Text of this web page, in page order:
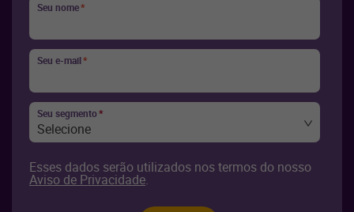
Seu nome*
Seu e-mail*
Seu segmento*
Selecione
Esses dados serão utilizados nos termos do nosso
Aviso de Privacidade.